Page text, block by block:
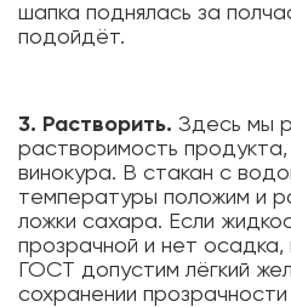
шапка поднялась за
подойдёт.
3. Растворить. Здесь мы
растворимость
винокура. В стакан с
температуры положим и
ложки сахара. Если
прозрачной и нет
ГОСТ допустим лёгкий
сохранении